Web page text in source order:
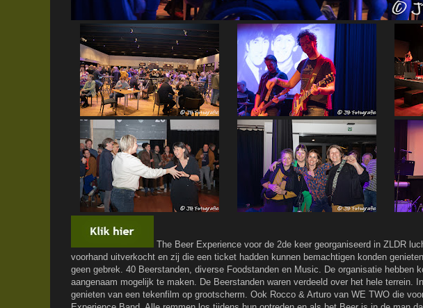
The Beer Experience voor de 2de keer georganiseerd in ZLDR
voorhand uitverkocht en zij die een ticket hadden kunnen bemachtigen konden
geen gebrek. 40 Beerstanden, diverse Foodstanden en Music. De organisatie hebben
aangenaam mogelijk te maken. De Beerstanden waren verdeeld over het hele terrein.
genieten van een tekenfilm op grootscherm. Ook Rocco & Arturo van WE TWO die